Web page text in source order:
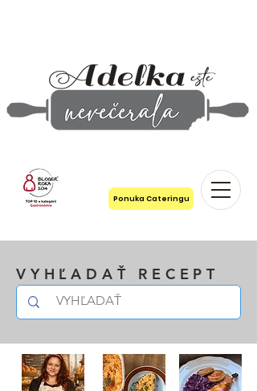
Ponuka Cateringu
VYHĽADAŤ RECEPT